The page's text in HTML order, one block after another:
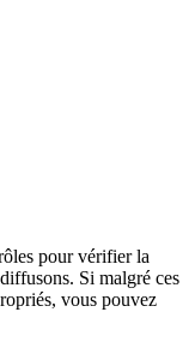
pour vérifier la
Si malgré ces
vous pouvez